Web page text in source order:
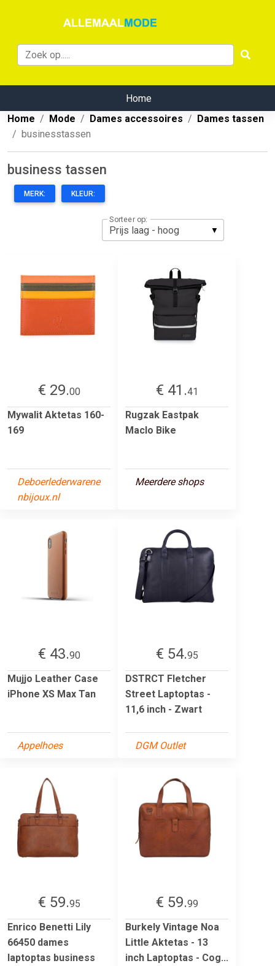
Home
Home
Mode Dames accessoires
Dames tassen
businesstassen
business tassen
MERK: KLEUR:
Sorteer op:
€ 29.00
Mywalit Aktetas 160-
169
Deboerlederwarene
nbijoux.nl
€ 41.41
Rugzak Eastpak
Maclo Bike
Meerdere shops
€ 43.90
Mujjo Leather Case
iPhone XS Max Tan
Appelhoes
€ 54.95
DSTRCT Fletcher
Street Laptoptas -
11,6 inch - Zwart
DGM Outlet
€ 59.95
Enrico Benetti Lily
66450 dames
laptoptas business
€ 59.99
Burkely Vintage Noa
Little Aktetas - 13
inch Laptoptas - Cog...